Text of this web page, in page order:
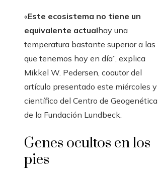
«Este ecosistema no tiene un
equivalente actualhay una
temperatura bastante superior a las
que tenemos hoy en día”, explica
Mikkel W. Pedersen, coautor del
artículo presentado este miércoles y
científico del Centro de Geogenética
de la Fundación Lundbeck.
Genes ocultos en los
pies